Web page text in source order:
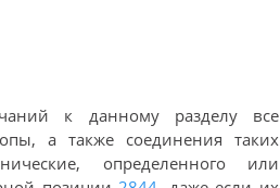
к данному разделу все
а также соединения таких
определенного или